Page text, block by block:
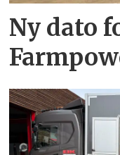
Ny dato